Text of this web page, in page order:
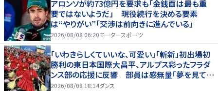
アロンソが約73億円を要求も「金銭面は最も重
要ではないようだ」 現役続行を決める要素
は“やりがい”「交渉は前向きに進んでいる」
2026/08/08 06:20モータースポーツ
「いわきらしくていいな、可愛い」「斬新」初出場初
勝利の東日本国際大昌平、アルプス彩ったフラダ
ンス部の応援に反響 部員は感無量「夢を見てい
るよう」
2026/08/08 18:14ダンス